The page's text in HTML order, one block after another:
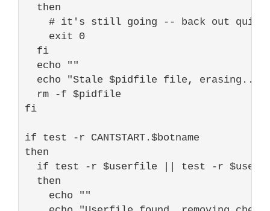
  then
# it's still going -- back out
exit
0
  fi
echo
""
echo
"Stale $pidfile file, erasing..."
  rm -f
$pidfile
fi
if test -r CANTSTART. $botname
then
if test -r $userfile || test -r
  then
echo
""